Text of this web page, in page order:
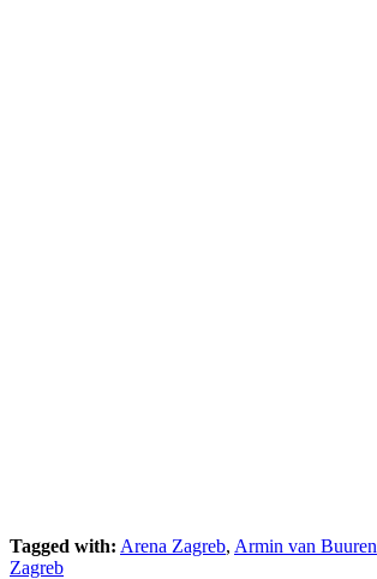
Tagged with: Arena Zagreb, Armin van Buuren
Zagreb